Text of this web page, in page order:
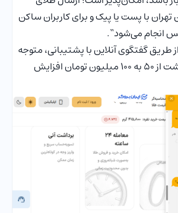
با پست یا پیک و برای کاربران ساکن
انجام می‌شود“.
طریق گفتگوی آنلاین با پشتیبانی، متوجه
شدیم که سقف برداشت از 50 به 100 میلیون تومان افزایش